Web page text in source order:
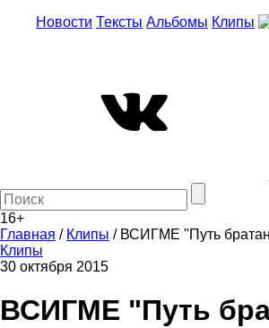
Новости Тексты Альбомы Клипы
16+
Главная / Клипы / ВСИГМЕ "Путь
Клипы
30 октября 2015
ВСИГМЕ "Путь